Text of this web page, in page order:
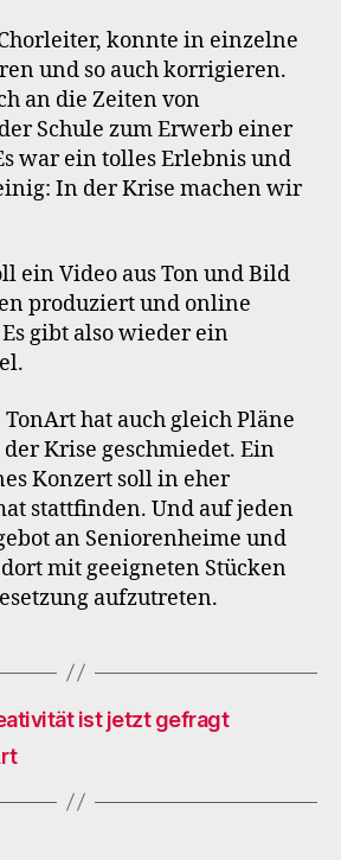
konnte in einzelne
und so auch korrigieren.
an die Zeiten von
Schule zum Erwerb einer
war ein tolles Erlebnis und
In der Krise machen wir
ein Video aus Ton und Bild
produziert und online
gibt also wieder ein
hat auch gleich Pläne
Krise geschmiedet. Ein
Konzert soll in eher
stattfinden. Und auf jeden
an Seniorenheime und
mit geeigneten Stücken
aufzutreten.
ist jetzt gefragt